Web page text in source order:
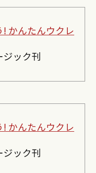
かんたんウクレ
ジック刊
かんたんウクレ
ジック刊